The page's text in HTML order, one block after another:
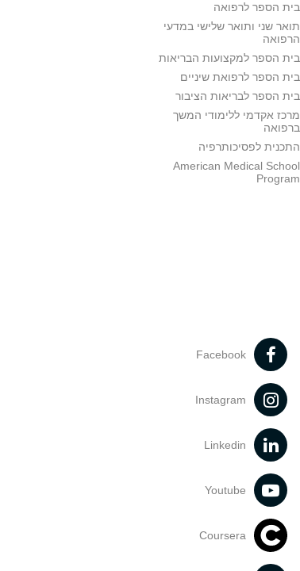
בית הספר לרפואה
תואר שני ותואר שלישי במדעי
הרפואה
בית הספר למקצועות הבריאות
בית הספר לרפואת שיניים
בית הספר לבריאות הציבור
מרכז אקדמי ללימודי המשך
ברפואה
התכנית לפסיכותרפיה
American Medical School
Program
Facebook
Instagram
Linkedin
Youtube
Coursera